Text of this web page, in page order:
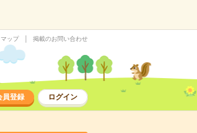
ップ 掲載のお問い合わせ
員登録 ログイン